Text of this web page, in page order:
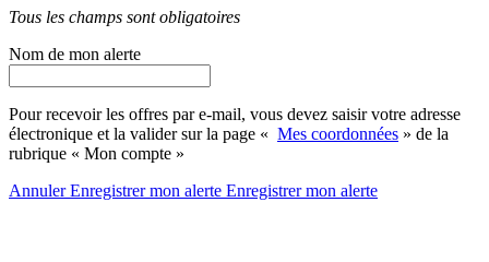
Tous les champs sont obligatoires
Nom de mon alerte
Pour recevoir les offres par e-mail, vous devez saisir votre adresse
électronique et la valider sur la page « Mes coordonnées » de la
rubrique « Mon compte »
AnnulerEnregistrer mon alerte Enregistrermon alerte